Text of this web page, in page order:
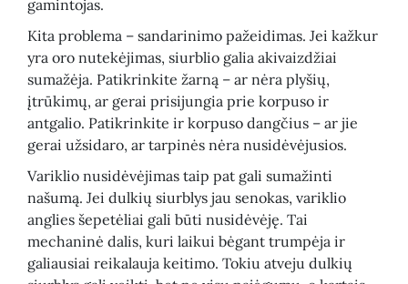
gamintojas.
Kita problema – sandarinimo pažeidimas. Jei kažkur
yra oro nutekėjimas, siurblio galia akivaizdžiai
sumažėja. Patikrinkite žarną – ar nėra plyšių,
įtrūkimų, ar gerai prisijungia prie korpuso ir
antgalio. Patikrinkite ir korpuso dangčius – ar jie
gerai užsidaro, ar tarpinės nėra nusidėvėjusios.
Variklio nusidėvėjimas taip pat gali sumažinti
našumą. Jei dulkių siurblys jau senokas, variklio
anglies šepetėliai gali būti nusidėvėję. Tai
mechaninė dalis, kuri laikui bėgant trumpėja ir
galiausiai reikalauja keitimo. Tokiu atveju dulkių